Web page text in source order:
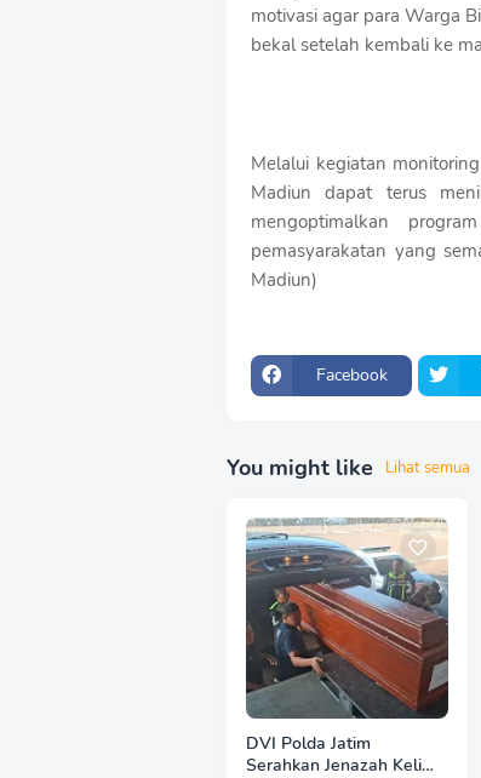
motivasi agar para Warga
bekal setelah kembali ke
Melalui kegiatan
Madiun dapat terus
mengoptimalkan
pemasyarakatan yang
Madiun)
Facebook
You might like Lihat semua
DVI Polda Jatim
Serahkan Jenazah Kelima